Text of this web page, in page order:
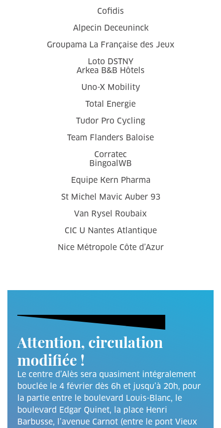
Cofidis
Alpecin Deceuninck
Groupama La Française des Jeux
Loto DSTNY
Arkea B&B Hôtels
Uno-X Mobility
Total Energie
Tudor Pro Cycling
Team Flanders Baloise
Corratec
BingoalWB
Equipe Kern Pharma
St Michel Mavic Auber 93
Van Rysel Roubaix
CIC U Nantes Atlantique
Nice Métropole Côte d’Azur
Attention, circulation
modifiée !
Le centre d’Alès sera quasiment intégralement
bouclée le 4 février dès 6h et jusqu’à 20h, pour
la partie entre le boulevard Louis-Blanc, le
boulevard Edgar Quinet, la place Henri
Barbusse, l’avenue Carnot (entre le pont Vieux